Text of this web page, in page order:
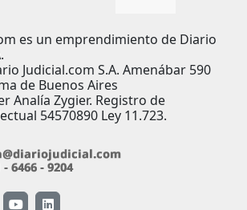
es un emprendimiento de Diario
Judicial.com S.A. Amenábar 590
de Buenos Aires
Analía Zygier. Registro de
54570890 Ley 11.723.